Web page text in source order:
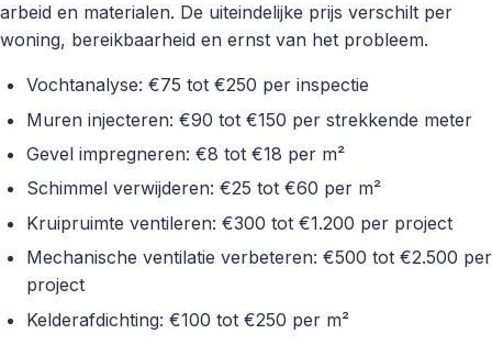
arbeid en materialen. De uiteindelijke prijs verschilt per
woning, bereikbaarheid en ernst van het probleem.
Vochtanalyse: €75 tot €250 per inspectie
Muren injecteren: €90 tot €150 per strekkende meter
Gevel impregneren: €8 tot €18 per m²
Schimmel verwijderen: €25 tot €60 per m²
Kruipruimte ventileren: €300 tot €1.200 per project
Mechanische ventilatie verbeteren: €500 tot €2.500 per
project
Kelderafdichting: €100 tot €250 per m²